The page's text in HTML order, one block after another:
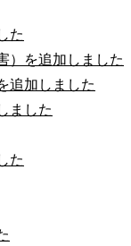
た
）を追加しました
追加しました
ました
た